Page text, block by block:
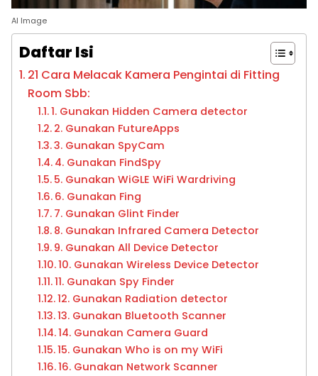
AI Image
Daftar Isi
21 Cara Melacak Kamera Pengintai di Fitting
Room Sbb:
1. Gunakan Hidden Camera detector
2. Gunakan FutureApps
3. Gunakan SpyCam
4. Gunakan FindSpy
5. Gunakan WiGLE WiFi Wardriving
6. Gunakan Fing
7. Gunakan Glint Finder
8. Gunakan Infrared Camera Detector
9. Gunakan All Device Detector
10. Gunakan Wireless Device Detector
11. Gunakan Spy Finder
12. Gunakan Radiation detector
13. Gunakan Bluetooth Scanner
14. Gunakan Camera Guard
15. Gunakan Who is on my WiFi
16. Gunakan Network Scanner